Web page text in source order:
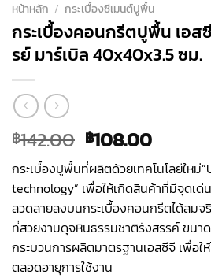
หน้าหลัก / กระเบื้องซีเมนต์ปูพื้น
กระเบื้องคอนกรีตปูพื้น เอส
รย์ มาร์เบิล 40x40x3.5 ซม.
฿142.00 Original
price
was:
฿142.00.
฿108.00Current
price
is:
฿
กระเบื้องปูพื้นที่ผลิตด้วยเทคโนโลยีให
technology” เพื่อให้เกิดสินค้าที่มีจุดเ
ลวดลายลงบนกระเบื้องคอนกรีตได้สม
ที่สวยงามดุจหินธรรมชาติรังสรรค์ ขนา
กระบวนการผลิตมาตรฐานเอสซีจี เพื่อ
ตลอดอายุการใช้งาน